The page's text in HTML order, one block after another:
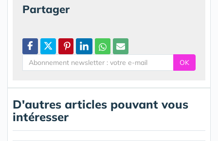
Partager
OK
D'autres articles pouvant vous
intéresser